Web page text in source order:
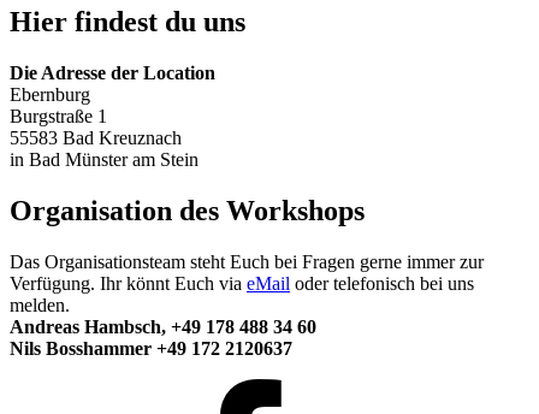
Hier findest du uns
Die Adresse der Location
Ebernburg
Burgstraße 1
55583 Bad Kreuznach
in Bad Münster am Stein
Organisation des Workshops
Das Organisationsteam steht Euch bei Fragen gerne immer zur
Verfügung. Ihr könnt Euch via eMail oder telefonisch bei uns
melden.
Andreas Hambsch, +49 178 488 34 60
Nils Bosshammer +49 172 2120637